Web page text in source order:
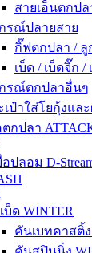
สายเอ็นตกปล
รณ์ปลายสาย
กิ๊ฟตกปลา / ลู
เบ็ด / เบ็ดจิ๊ก
รณ์ตกปลาอื่นๆ
เป๋าใส่โยกุ้งแล
ตกปลา
อปลอม D-
บ็ด WINTER
คันเบทคาสติ้ง